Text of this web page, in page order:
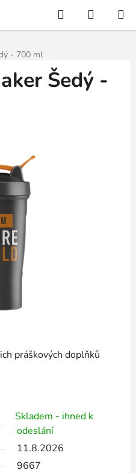
Hledat
KOŠÍK
- 700 ml
práškových doplňků
Skladem - ihned k
odeslání
11.8.2026
9667
Šedý -